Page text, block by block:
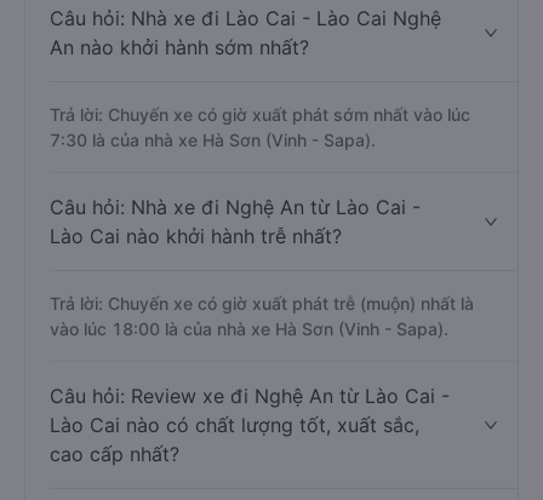
Câu hỏi: Nhà xe đi Lào Cai - Lào Cai Nghệ
An nào khởi hành sớm nhất?
Trả lời: Chuyến xe có giờ xuất phát sớm nhất vào lúc
7:30 là của nhà xe Hà Sơn (Vinh - Sapa).
Câu hỏi: Nhà xe đi Nghệ An từ Lào Cai -
Lào Cai nào khởi hành trễ nhất?
Trả lời: Chuyến xe có giờ xuất phát trễ (muộn) nhất là
vào lúc 18:00 là của nhà xe Hà Sơn (Vinh - Sapa).
Câu hỏi: Review xe đi Nghệ An từ Lào Cai -
Lào Cai nào có chất lượng tốt, xuất sắc,
cao cấp nhất?